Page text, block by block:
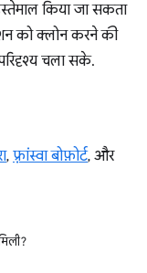
किया जा सकता
को क्लोन करने की
चला सके.
, फ़्रांस्वा बोफ़ोर्ट, और